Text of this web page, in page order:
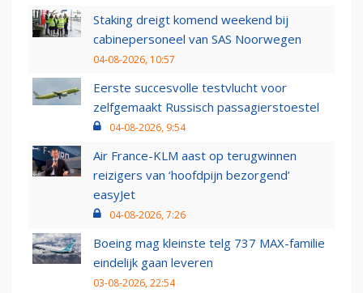
Staking dreigt komend weekend bij
cabinepersoneel van SAS Noorwegen
04-08-2026, 10:57
Eerste succesvolle testvlucht voor
zelfgemaakt Russisch passagierstoestel
04-08-2026, 9:54
Air France-KLM aast op terugwinnen
reizigers van ‘hoofdpijn bezorgend’
easyJet
04-08-2026, 7:26
Boeing mag kleinste telg 737 MAX-familie
eindelijk gaan leveren
03-08-2026, 22:54